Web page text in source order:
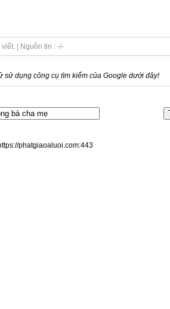
| Nguồn tin : -/-
dụng công cụ tìm kiếm của Google dưới đây!
phatgiaoaluoi.com:443